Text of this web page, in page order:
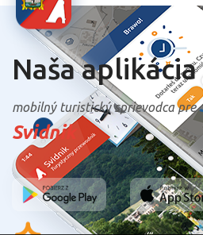
Naša aplikácia
mobilný turistický sprievodca pre
Svidnik